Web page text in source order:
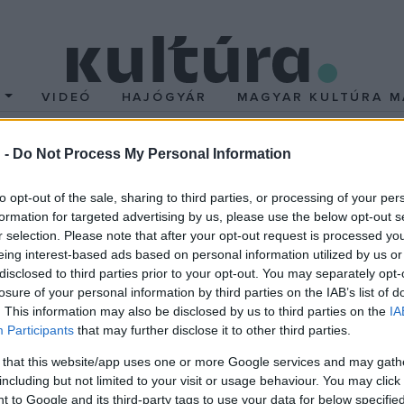
- Do Not Process My Personal Information
opt-out of the sale, sharing to third parties, or processing of your
for targeted advertising by us, please use the below opt-out
selection. Please note that after your opt-out request is processed
interest-based ads based on personal information utilized by us
to third parties prior to your opt-out. You may separately
of your personal information by third parties on the IAB’s list of
This information may also be disclosed by us to third parties on the
Participants that may further disclose it to other third parties.
that this website/app uses one or more Google services and may
but not limited to your visit or usage behaviour. You may
to Google and its third-party tags to use your data for below
VIDEÓ HAJÓGYÁR MAGYAR KULTÚRA
TÖRTÉNT
án történt
is kiváló.
magunkból az apróbb-
Egy-egy arra
kiadhatjuk a
a
EZEN A NAPON TÖRTÉNT
Június 14-én
Június 14-én ünnepli 73.
Márta István Erkel Ferenc-
zeneszerző, a Magyar
Szövetség tiszteletbeli
pályafutása során több mint